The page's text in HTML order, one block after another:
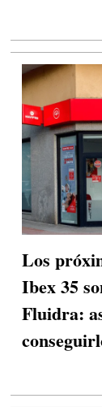
Los
Ibex 35
Fluidra: